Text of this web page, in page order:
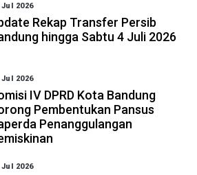
Jul 2026
Rekap Transfer Persib
hingga Sabtu 4 Juli 2026
Jul 2026
IV DPRD Kota Bandung
Pembentukan Pansus
Penanggulangan
Jul 2026